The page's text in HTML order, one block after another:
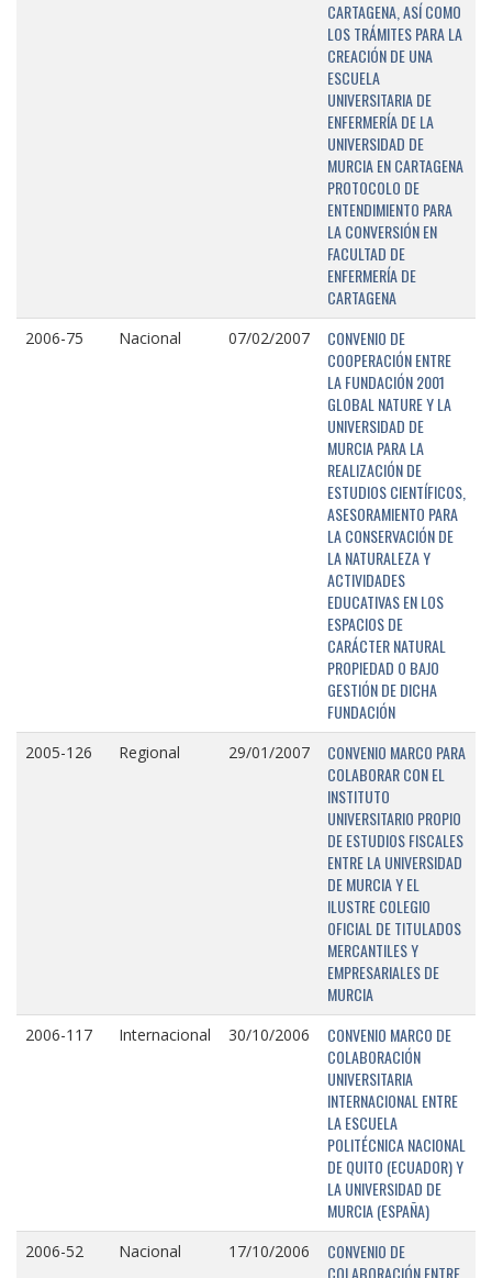
CARTAGENA, ASÍ COMO
LOS TRÁMITES PARA LA
CREACIÓN DE UNA
ESCUELA
UNIVERSITARIA DE
ENFERMERÍA DE LA
UNIVERSIDAD DE
MURCIA EN CARTAGENA
PROTOCOLO DE
ENTENDIMIENTO PARA
LA CONVERSIÓN EN
FACULTAD DE
ENFERMERÍA DE
CARTAGENA
2006-75 Nacional 07/02/2007
CONVENIO DE
COOPERACIÓN ENTRE
LA FUNDACIÓN 2001
GLOBAL NATURE Y LA
UNIVERSIDAD DE
MURCIA PARA LA
REALIZACIÓN DE
ESTUDIOS CIENTÍFICOS,
ASESORAMIENTO PARA
LA CONSERVACIÓN DE
LA NATURALEZA Y
ACTIVIDADES
EDUCATIVAS EN LOS
ESPACIOS DE
CARÁCTER NATURAL
PROPIEDAD O BAJO
GESTIÓN DE DICHA
FUNDACIÓN
2005-126 Regional 29/01/2007
CONVENIO MARCO PARA
COLABORAR CON EL
INSTITUTO
UNIVERSITARIO PROPIO
DE ESTUDIOS FISCALES
ENTRE LA UNIVERSIDAD
DE MURCIA Y EL
ILUSTRE COLEGIO
OFICIAL DE TITULADOS
MERCANTILES Y
EMPRESARIALES DE
MURCIA
2006-117 Internacional 30/10/2006
CONVENIO MARCO DE
COLABORACIÓN
UNIVERSITARIA
INTERNACIONAL ENTRE
LA ESCUELA
POLITÉCNICA NACIONAL
DE QUITO (ECUADOR) Y
LA UNIVERSIDAD DE
MURCIA (ESPAÑA)
2006-52 Nacional 17/10/2006
CONVENIO DE
COLABORACIÓN ENTRE